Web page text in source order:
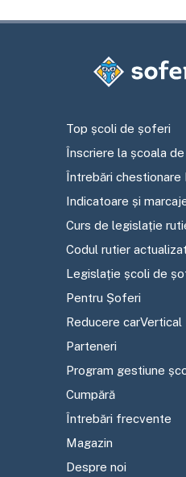
Top școli de șoferi
Înscriere la școala
Întrebări chestionare
Indicatoare și
Curs de legislație
Codul rutier actualizat
Legislație școli de
Pentru Șoferi
Reducere carVertical
Parteneri
Program gestiune
Cumpără
Întrebări frecvente
Magazin
Despre noi